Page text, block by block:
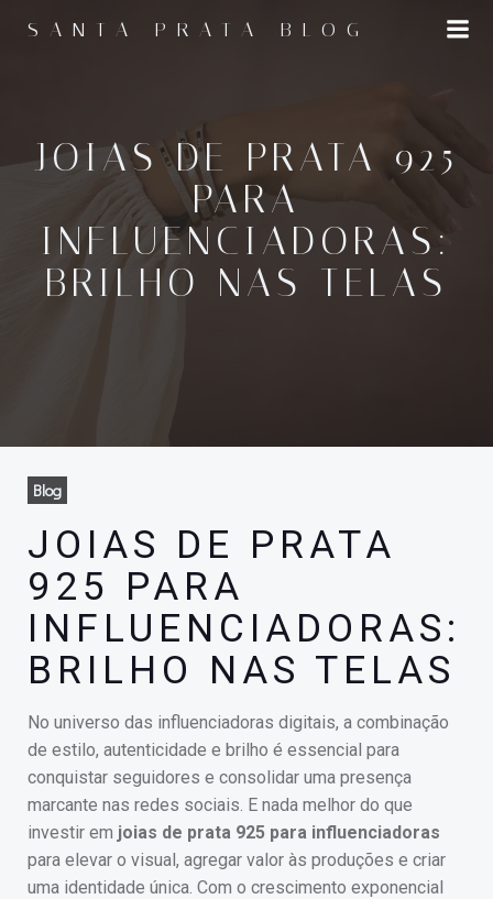
para
SANTA PRATA BLOG
JOIAS DE PRATA 925
PARA
INFLUENCIADORAS:
BRILHO NAS TELAS
Blog
JOIAS DE PRATA
925 PARA
INFLUENCIADORAS:
BRILHO NAS TELAS
No universo das influenciadoras digitais, a combinação
de estilo, autenticidade e brilho é essencial para
conquistar seguidores e consolidar uma presença
marcante nas redes sociais. E nada melhor do que
investir em joias de prata 925 para influenciadoras
para elevar o visual, agregar valor às produções e criar
uma identidade única. Com o crescimento exponencial